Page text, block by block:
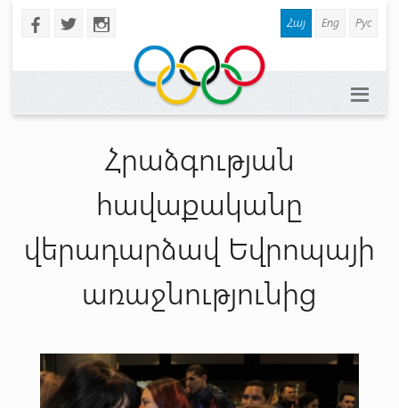
b a x Հայ Eng Рус
Հրաձգության
հավաքականը
վերադարձավ Եվրոպայի
առաջնությունից